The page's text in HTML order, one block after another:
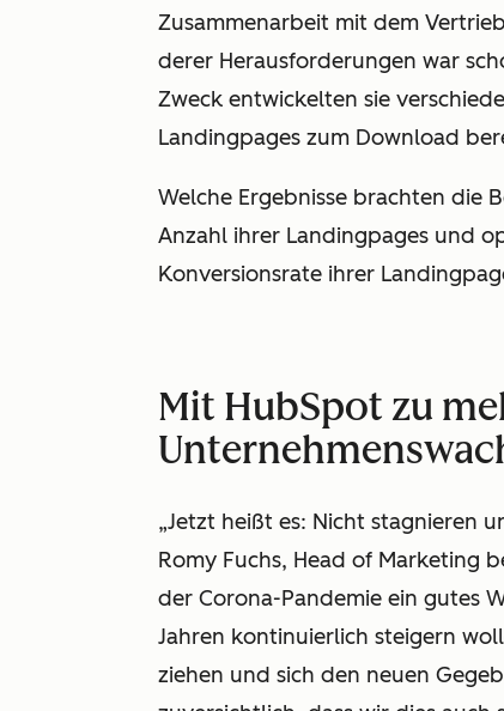
Zusammenarbeit mit dem
derer Herausforderungen war
Zweck entwickelten sie
Landingpages zum Download
Welche Ergebnisse brachten die
Anzahl ihrer Landingpages und
Konversionsrate ihrer
Mit HubSpot zu
„Jetzt heißt es: Nicht stagnieren
Romy Fuchs, Head of Marketing
der Corona-Pandemie ein gutes
Jahren kontinuierlich steigern
ziehen und sich den neuen